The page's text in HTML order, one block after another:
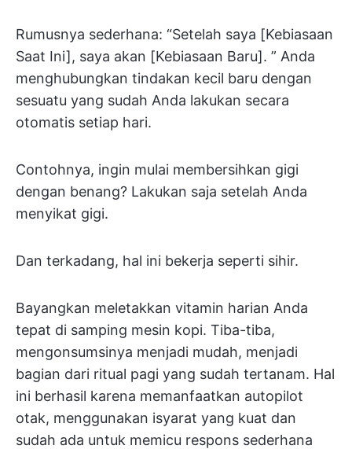
Rumusnya sederhana: “Setelah saya [Kebiasaan
Saat Ini], saya akan [Kebiasaan Baru]. ” Anda
menghubungkan tindakan kecil baru dengan
sesuatu yang sudah Anda lakukan secara
otomatis setiap hari.
Contohnya, ingin mulai membersihkan gigi
dengan benang? Lakukan saja setelah Anda
menyikat gigi.
Dan terkadang, hal ini bekerja seperti sihir.
Bayangkan meletakkan vitamin harian Anda
tepat di samping mesin kopi. Tiba-tiba,
mengonsumsinya menjadi mudah, menjadi
bagian dari ritual pagi yang sudah tertanam. Hal
ini berhasil karena memanfaatkan autopilot
otak, menggunakan isyarat yang kuat dan
sudah ada untuk memicu respons sederhana